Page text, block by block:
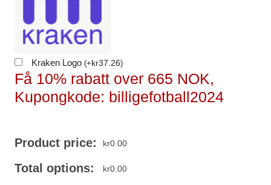
Kraken Logo (+kr37.26)
Få 10% rabatt over 665 NOK,
Kupongkode: billigefotball2024
Product price: kr0.00
Total options: kr0.00